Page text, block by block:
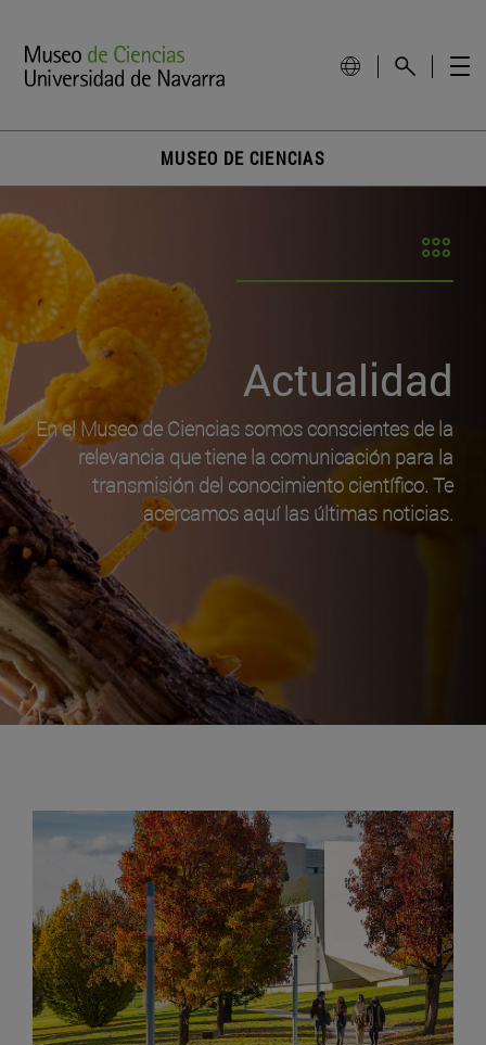
MUSEO DE CIENCIAS
Actualidad
En el Museo de Ciencias somos conscientes de la
relevancia que tiene la comunicación para la
transmisión del conocimiento científico. Te
acercamos aquí las últimas noticias.